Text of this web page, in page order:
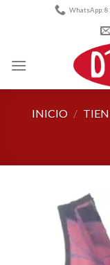
WhatsApp:
INICIO /